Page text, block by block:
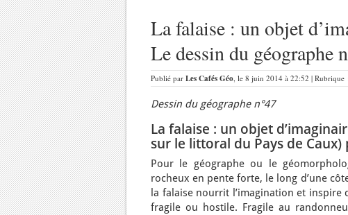
La falaise : un objet
Le dessin du géographe
Publié par Les Cafés Géo, le 8 juin 2014 à 22:52 | Rubrique :
Dessin du géographe n°47
La falaise : un objet
sur le littoral du Pays de
Pour le géographe ou le
rocheux en pente forte, le long d’une
la falaise nourrit l’imagination et
fragile ou hostile. Fragile au